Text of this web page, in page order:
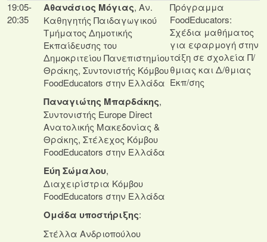
19:05-
20:35
Αθανάσιος Μόγιας, Αν.
Καθηγητής Παιδαγωγικού
Τμήματος Δημοτικής
Εκπαίδευσης του
Δημοκριτείου Πανεπιστημίου
Θράκης, Συντονιστής Κόμβου
FoodEducators στην Ελλάδα
Παναγιώτης Μπαρδάκης,
Συντονιστής Europe Direct
Ανατολικής Μακεδονίας &
Θράκης, Στέλεχος Κόμβου
FoodEducators στην Ελλάδα
Εύη Σώμαλου,
Διαχειρίστρια Κόμβου
FoodEducators στην Ελλάδα
Ομάδα υποστήριξης:
Στέλλα Ανδριοπούλου
Πρόγραμμα
FoodEducators:
Σχέδια μαθήματος
για εφαρμογή στην
τάξη σε σχολεία Π/
θμιας και Δ/θμιας
Εκπ/σης